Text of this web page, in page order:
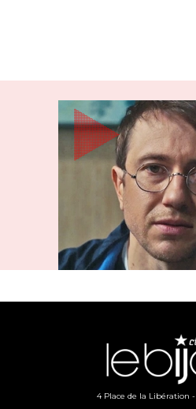
4 Place de la Libération -